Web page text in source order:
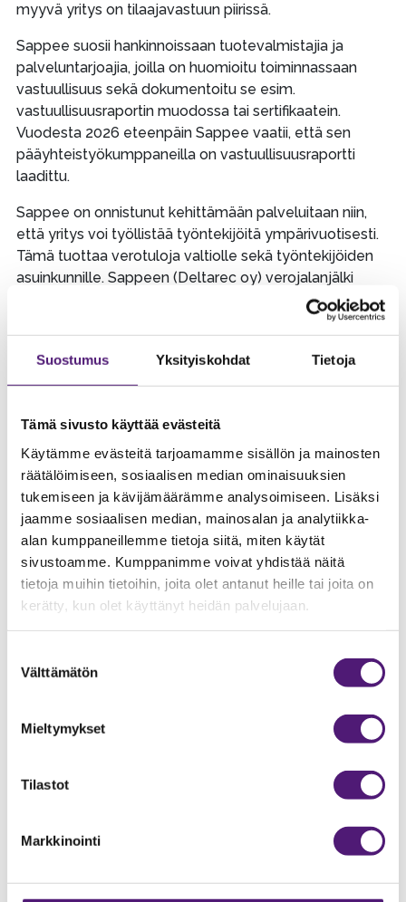
Suostumus Yksityiskohdat Tietoja
Tämä sivusto käyttää evästeitä
Käytämme evästeitä tarjoamamme sisällön ja mainosten
räätälöimiseen, sosiaalisen median ominaisuuksien
tukemiseen ja kävijämäärämme analysoimiseen. Lisäksi
jaamme sosiaalisen median, mainosalan ja analytiikka-
alan kumppaneillemme tietoja siitä, miten käytät
sivustoamme. Kumppanimme voivat yhdistää näitä
tietoja muihin tietoihin, joita olet antanut heille tai joita on
kerätty, kun olet käyttänyt heidän palvelujaan.
valinta
Välttämätön
Mieltymykset
Tilastot
Markkinointi
myyvä yritys on tilaajavastuun piirissä.
Sappee suosii hankinnoissaan tuotevalmistajia ja
palveluntarjoajia, joilla on huomioitu toiminnassaan
vastuullisuus sekä dokumentoitu se esim.
vastuullisuusraportin muodossa tai sertifikaatein.
Vuodesta 2026 eteenpäin Sappee vaatii, että sen
pääyhteistyökumppaneilla on vastuullisuusraportti
laadittu.
Sappee on onnistunut kehittämään palveluitaan niin,
että yritys voi työllistää työntekijöitä ympärivuotisesti.
Tämä tuottaa verotuloja valtiolle sekä työntekijöiden
asuinkunnille. Sappeen (Deltarec oy) verojalanjälki
31.5.2025 päättyneellä tilikaudella oli noin 600 000
Sappee tuottaa liikunnallisia- sekä vapaa-
Matkailu lisää alueellisesti työpaikkoja sekä tuottoja.
Sappeen positiivinen vaikutus ei kohdistu pelkästään
omaan toimintaan vaan vaikutus on positiivinen Sydän-
Hämeen alueelle.
Keskus tukee paikallista Sappee-Ohvenon
kyläyhdistystä. Yhdistys on tuen voimin kunnostanut
mm. kirkkovene talasta sekä Sappeen kylän entistä
kyläkoulu. Yhdistyksen silmäterä on kirkkovene Ulla,
Sappee haluaa tukea koululaisten virkistys- ja
veloituksetta hissilipun sekä välineet ja rajoitetulle
kakkosluokkalaiset tulevat muun koulunsa mukana
viettämään ulkoilupäivää. Lisäksi Sappee on
Sappee Stipendi -ohjelman, jossa yhteensä kuudelle
koko koululle, urheiluseuralle tai nuorten liikuntaa
tukevalle järjestölle on tarjottu ilmaiset hissiliput